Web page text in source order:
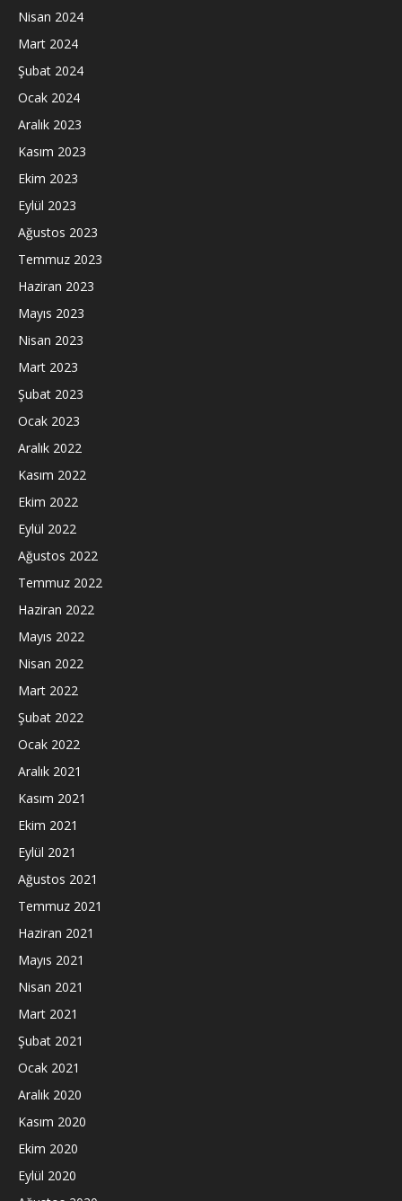
Nisan 2024
Mart 2024
Şubat 2024
Ocak 2024
Aralık 2023
Kasım 2023
Ekim 2023
Eylül 2023
Ağustos 2023
Temmuz 2023
Haziran 2023
Mayıs 2023
Nisan 2023
Mart 2023
Şubat 2023
Ocak 2023
Aralık 2022
Kasım 2022
Ekim 2022
Eylül 2022
Ağustos 2022
Temmuz 2022
Haziran 2022
Mayıs 2022
Nisan 2022
Mart 2022
Şubat 2022
Ocak 2022
Aralık 2021
Kasım 2021
Ekim 2021
Eylül 2021
Ağustos 2021
Temmuz 2021
Haziran 2021
Mayıs 2021
Nisan 2021
Mart 2021
Şubat 2021
Ocak 2021
Aralık 2020
Kasım 2020
Ekim 2020
Eylül 2020